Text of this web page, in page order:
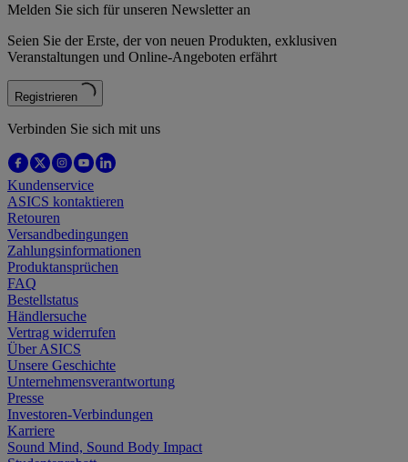
Melden Sie sich für unseren Newsletter an
Seien Sie der Erste, der von neuen Produkten, exklusiven
Veranstaltungen und Online-Angeboten erfährt
Registrieren
Verbinden Sie sich mit uns
Kundenservice
ASICS kontaktieren
Retouren
Versandbedingungen
Zahlungsinformationen
Produktansprüchen
FAQ
Bestellstatus
Händlersuche
Vertrag widerrufen
Über ASICS
Unsere Geschichte
Unternehmensverantwortung
Presse
Investoren-Verbindungen
Karriere
Sound Mind, Sound Body Impact